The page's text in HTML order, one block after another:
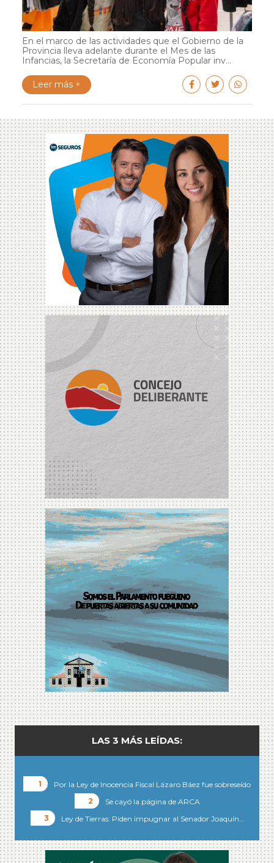
En el marco de las actividades que el Gobierno de la
Provincia lleva adelante durante el Mes de las
Infancias, la Secretaría de Economía Popular inv...
Leer más +
LAS 3 MÁS LEÍDAS:
Por la Ley de Inocencia Fiscal Lázaro Báez fue sobreseído
Se cayó la página de ARCA
Ley de Tierras: Piden impugnar al Senador Joaquín…